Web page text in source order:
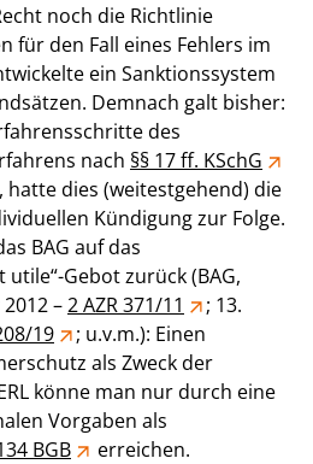
noch die Richtlinie
für den Fall eines Fehlers im
ein Sanktionssystem
Demnach galt bisher:
des
nach §§ 17 ff. KSchG
dies (weitestgehend) die
Kündigung zur Folge.
BAG auf das
Gebot zurück (BAG,
–2 AZR 371/11
; 13.
19
; u.v.m.): Einen
als Zweck der
könne man nur durch eine
Vorgaben als
BGB erreichen.